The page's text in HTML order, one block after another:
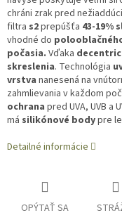
chráni zrak pred
filtra s2prepúšťa 43-19%
vhodné do
počasia. Vďaka
skreslenia. Technológia
vrstva nanesená na
zahmlievania v každom
ochrana pred UVA, UVB a
má silikónové bodypre
Detailné informácie
OPÝTAŤ SA